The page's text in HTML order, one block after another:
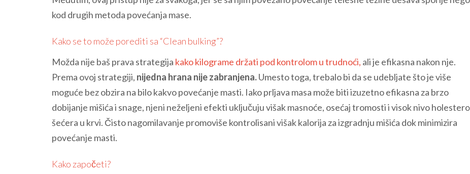
kod drugih metoda povećanja mase.
Kako se to može porediti sa “Clean bulking”?
Možda nije baš prava strategija kako kilograme držati pod kontrolom u trudnoći, ali je efikasna nakon nje.
Prema ovoj strategiji, nijedna hrana nije zabranjena.Umesto toga, trebalo bi da se udebljate što je više
moguće bez obzira na bilo kakvo povećanje masti. Iako prljava masa može biti izuzetno efikasna za brzo
dobijanje mišića i snage, njeni neželjeni efekti uključuju višak masnoće, osećaj tromosti i visok nivo
šećera u krvi. Čisto nagomilavanje promoviše kontrolisani višak kalorija za izgradnju mišića dok minimizira
povećanje masti.
Kako započeti?